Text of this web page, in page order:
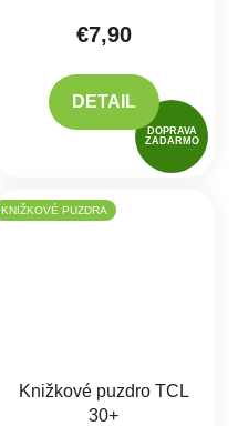
DOPRAVA
ZADARMO
€7,90
DETAIL
KNIŽKOVÉ PUZDRA
Knižkové puzdro TCL
30+